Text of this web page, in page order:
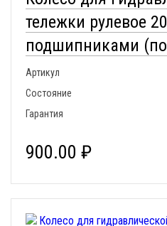
тележки рулевое
подшипниками
Артикул
Состояние
Гарантия
900.00 ₽